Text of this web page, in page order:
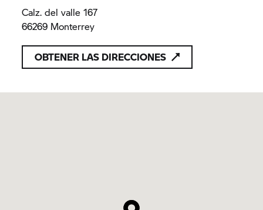
Calz. del valle 167
66269 Monterrey
OBTENER LAS DIRECCIONES